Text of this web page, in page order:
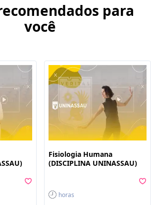
para
você
Fisiologia Humana
(DISCIPLINA UNINASSAU)
horas